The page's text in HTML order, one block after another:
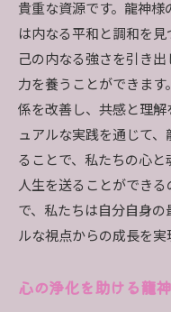
貴重な資源です。龍神様
は内なる平和と調和を
己の内なる強さを引き
力を養うことができま
係を改善し、共感と理
ュアルな実践を通じて
ることで、私たちの心
人生を送ることができ
で、私たちは自分自身
ルな視点からの成長を実
心の浄化を助ける龍